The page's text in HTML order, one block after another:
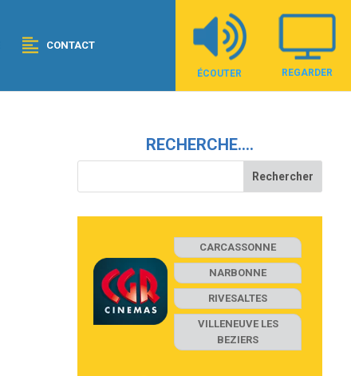
CONTACT
ÉCOUTER REGARDER
RECHERCHE….
CARCASSONNE
NARBONNE
RIVESALTES
VILLENEUVE LES
BEZIERS